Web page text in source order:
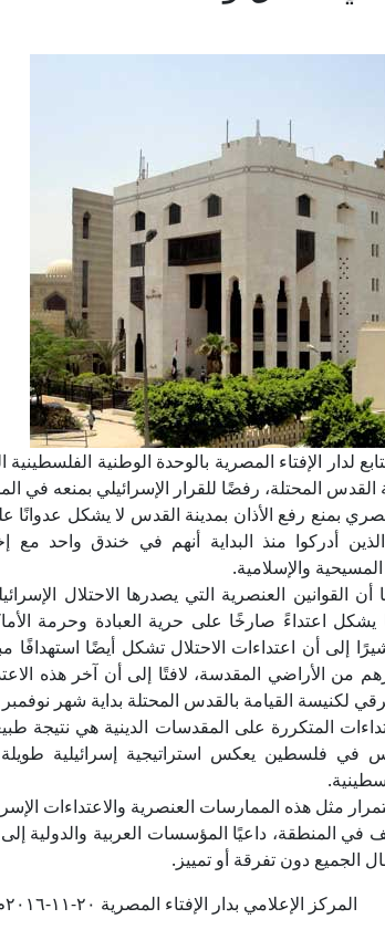
لدار الإفتاء المصرية بالوحدة الوطنية
المحتلة، رفضًا للقرار الإسرائيلي بمنعه في
بمنع رفع الأذان بمدينة القدس لا يشكل
أدركوا منذ البداية أنهم في خندق واحد مع
والإسلامية.
القوانين العنصرية التي يصدرها الاحتلال
يشكل اعتداءً صارخًا على حرية العبادة وحرمة
إلى أن اعتداءات الاحتلال تشكل أيضًا استهدافًا
من الأراضي المقدسة، لافتًا إلى أن آخر هذه
لكنيسة القيامة بالقدس المحتلة بداية شهر
المتكررة على المقدسات الدينية هي نتيجة
في فلسطين يعكس استراتيجية إسرائيلية
مثل هذه الممارسات العنصرية والاعتداءات
في المنطقة، داعيًا المؤسسات العربية والدولية
الجميع دون تفرقة أو تمييز.
المركز الإعلامي بدار الإفتاء المصرية ٢٠-١١-٢٠١٦م